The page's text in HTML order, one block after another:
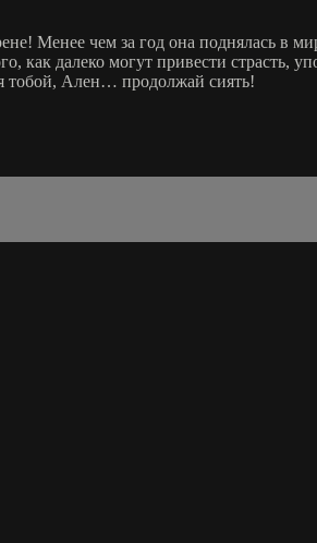
Менее чем за год она поднялась в
как далеко могут привести страсть,
тобой, Ален… продолжай сиять!